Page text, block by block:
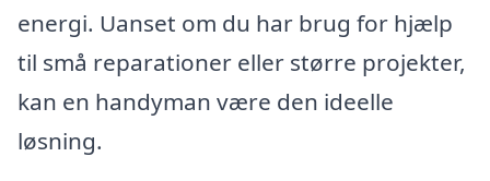
energi. Uanset om du har brug for hjælp
til små reparationer eller større projekter,
kan en handyman være den ideelle
løsning.